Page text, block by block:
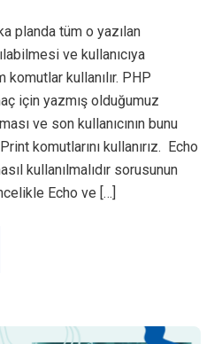
planda tüm o yazılan
ve kullanıcıya
komutlar kullanılır. PHP
için yazmış olduğumuz
ve son kullanıcının bunu
komutlarını kullanırız. Echo
kullanılmalıdır sorusunun
Echo ve […]